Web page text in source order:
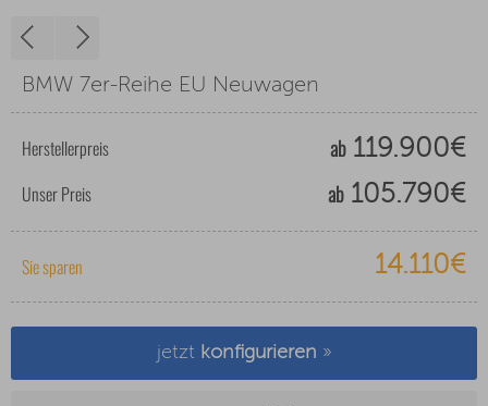
BMW 7er-Reihe EU Neuwagen
Herstellerpreis ab119.900€
Unser Preis ab105.790€
Sie sparen 14.110€
jetzt konfigurieren »